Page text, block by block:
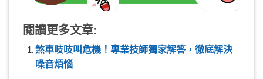
閱讀更多文章:
煞車吱吱叫危機！專業技師獨家解答，徹底解決
噪音煩惱